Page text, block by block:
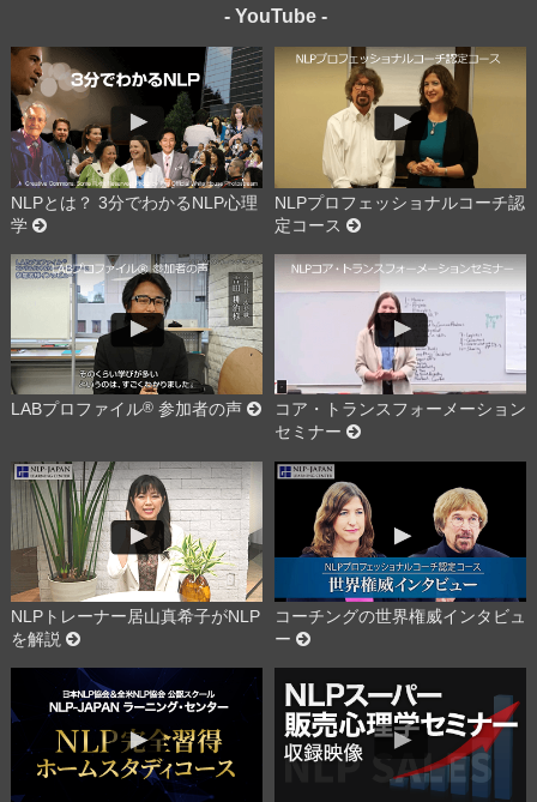
- YouTube -
NLPとは？ 3分でわかるNLP心理
学
NLPプロフェッショナルコーチ認
定コース
LABプロファイル®参加者の声
コア・トランスフォーメーション
セミナー
NLPトレーナー居山真希子がNLP
を解説
コーチングの世界権威インタビュ
ー